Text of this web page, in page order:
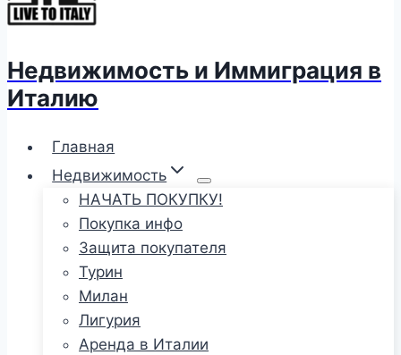
Недвижимость и Иммиграция в
Италию
Главная
Недвижимость
НАЧАТЬ ПОКУПКУ!
Покупка инфо
Защита покупателя
Турин
Милан
Лигурия
Аренда в Италии